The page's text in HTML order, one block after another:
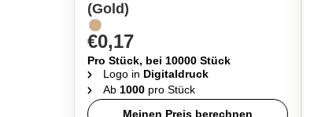
(Gold)
€0,17
Pro Stück, bei 10000 Stück
Logo in Digitaldruck
Ab 1000 pro Stück
Meinen Preis berechnen